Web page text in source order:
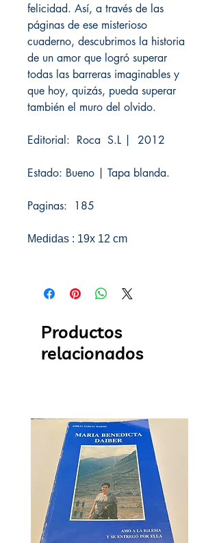
felicidad. Así, a través de las
páginas de ese misterioso
cuaderno, descubrimos la historia
de un amor que logró superar
todas las barreras imaginables y
que hoy, quizás, pueda superar
también el muro del olvido.
Editorial: Roca S.L | 2012
Estado: Bueno | Tapa blanda.
Paginas: 185
Medidas : 19x 12 cm
Productos
relacionados